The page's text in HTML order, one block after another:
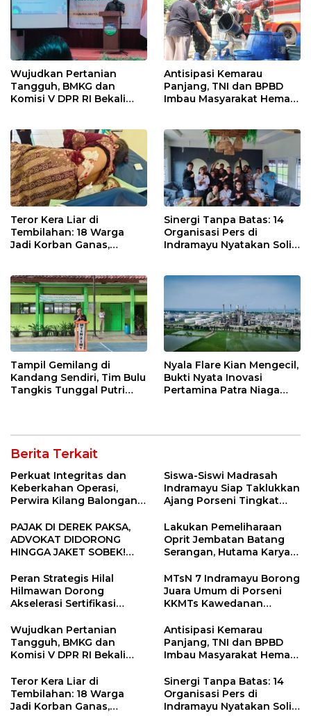
Wujudkan Pertanian
Tangguh, BMKG dan
Komisi V DPR RI Bekali
Antisipasi Kemarau
Panjang, TNI dan BPBD
Imbau Masyarakat Hemat
Teror Kera Liar di
Tembilahan: 18 Warga
Jadi Korban Ganas,
Sinergi Tanpa Batas: 14
Organisasi Pers di
Indramayu Nyatakan Solid
Tampil Gemilang di
Kandang Sendiri, Tim Bulu
Tangkis Tunggal Putri
Nyala Flare Kian Mengecil,
Bukti Nyata Inovasi
Pertamina Patra Niaga
Berita Terkait
Perkuat Integritas dan
Keberkahan Operasi,
Perwira Kilang Balongan
Siswa-Siswi Madrasah
Indramayu Siap Taklukkan
Ajang Porseni Tingkat
PAJAK DI DEREK PAKSA,
ADVOKAT DIDORONG
HINGGA JAKET SOBEK!
Ngamuk Kepung Polresta
Pekanbaru!
Lakukan Pemeliharaan
Oprit Jembatan Batang
Serangan, Hutama Karya
55 Tol Binjai–Langsa
Peran Strategis Hilal
Hilmawan Dorong
Akselerasi Sertifikasi
Entaskan Kemiskinan di
Indramayu
MTsN 7 Indramayu Borong
Juara Umum di Porseni
KKMTs Kawedanan
Wujudkan Pertanian
Tangguh, BMKG dan
Komisi V DPR RI Bekali
Sekolah Lapang Iklim
Antisipasi Kemarau
Panjang, TNI dan BPBD
Imbau Masyarakat Hemat
Kebakaran
Teror Kera Liar di
Tembilahan: 18 Warga
Jadi Korban Ganas,
Sinergi Tanpa Batas: 14
Organisasi Pers di
Indramayu Nyatakan Solid